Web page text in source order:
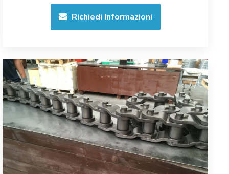
Richiedi Informazioni